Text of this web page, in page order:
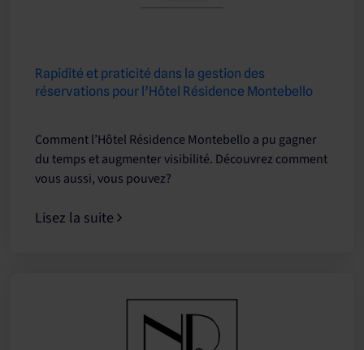
Rapidité et praticité dans la gestion des
réservations pour l’Hôtel Résidence Montebello
Comment l’Hôtel Résidence Montebello a pu gagner
du temps et augmenter visibilité. Découvrez comment
vous aussi, vous pouvez?
Lisez la suite